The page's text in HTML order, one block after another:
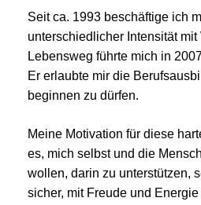
Seit ca. 1993 beschäftige ich
unterschiedlicher Intensität mit
Lebensweg führte mich in
Er erlaubte mir die
beginnen zu dürfen.
Meine Motivation für diese
es, mich selbst und die
wollen, darin zu unterstützen,
sicher, mit Freude und